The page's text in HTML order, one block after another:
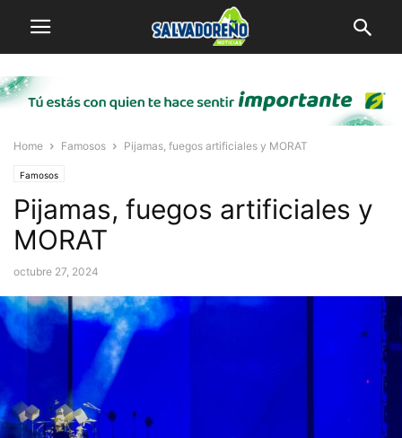
Home Famosos Pijamas, fuegos artificiales y MORAT
Famosos
Pijamas, fuegos artificiales y
MORAT
octubre 27, 2024